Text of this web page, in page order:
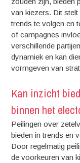
van kiezers. Dit
trends te volgen en
of campagnes
verschillende
dynamiek en kan
vormgeven van
Kan inzicht
binnen het
Peilingen over
bieden in trends en
Door regelmatig
de voorkeuren van